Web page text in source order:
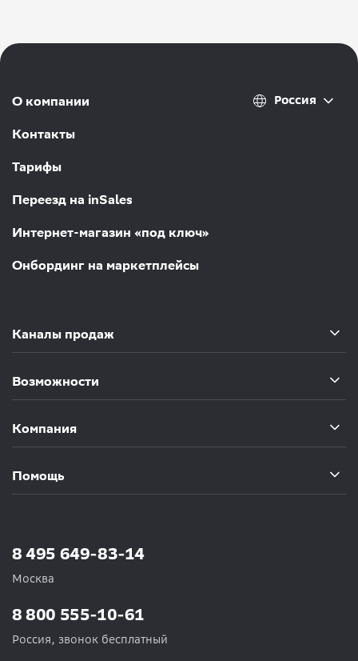
О компании
Контакты
Тарифы
Переезд на inSales
Интернет-магазин «под ключ»
Онбординг на маркетплейсы
Россия
Каналы продаж
Возможности
Компания
Помощь
8 495 649-83-14
Москва
8 800 555-10-61
Россия, звонок бесплатный